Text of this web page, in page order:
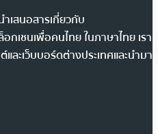
เสนอสารเกี่ยวกับ
กเชนเพื่อคนไทย ในภาษาไทย เรา
ละเว็บบอร์ดต่างประเทศและนำมา